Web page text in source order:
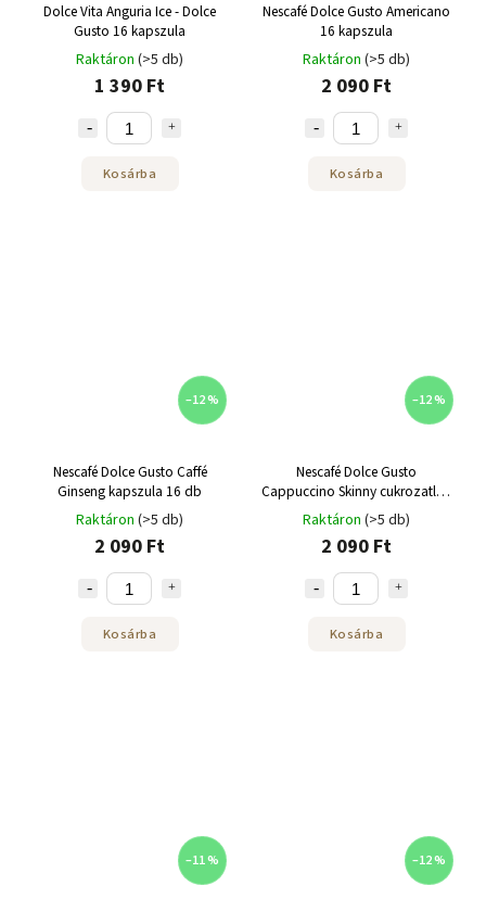
Dolce Vita Anguria Ice - Dolce
Gusto 16 kapszula
Raktáron (>5 db)
1 390 Ft
Kosárba
Nescafé Dolce Gusto Americano
16 kapszula
Raktáron (>5 db)
2 090 Ft
Kosárba
–12 %
Nescafé Dolce Gusto Caffé
Ginseng kapszula 16 db
Raktáron (>5 db)
2 090 Ft
Kosárba
–12 %
Nescafé Dolce Gusto
Cappuccino Skinny cukrozatlan
16 db
Raktáron (>5 db)
2 090 Ft
Kosárba
–11 % –12 %